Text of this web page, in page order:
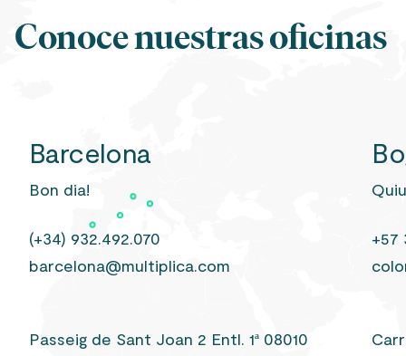
Conoce nuestras oficinas
Barcelona
Bon dia!
(+34) 932.492.070
barcelona@multiplica.com
Passeig de Sant Joan 2 Entl. 1ª 08010
+57